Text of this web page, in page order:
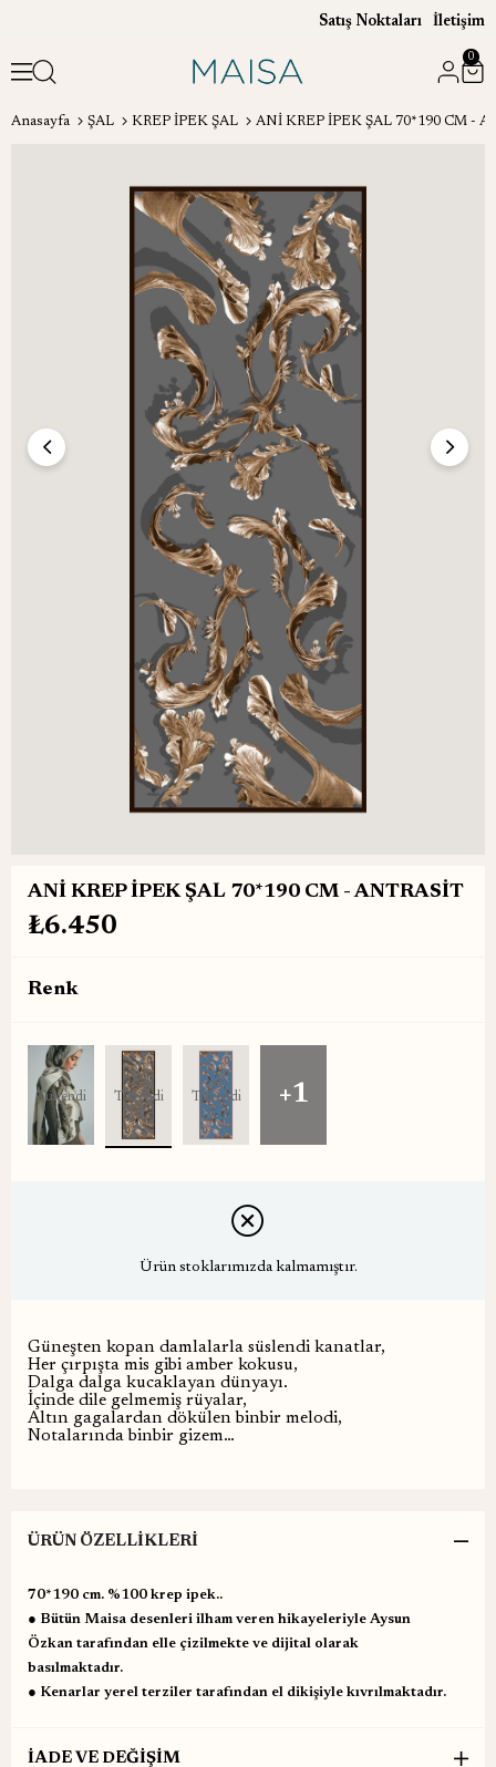
Satış Noktaları İletişim
0
Anasayfa ŞAL KREP İPEK ŞAL ANİ KREP İPEK ŞAL 70*190 CM -
ANİ KREP İPEK ŞAL 70*190 CM - ANTRASİT
₺6.450
Renk
Tükendi Tükendi Tükendi +1
Ürün stoklarımızda kalmamıştır.
Güneşten kopan damlalarla süslendi kanatlar,
Her çırpışta mis gibi amber kokusu,
Dalga dalga kucaklayan dünyayı.
İçinde dile gelmemiş rüyalar,
Altın gagalardan dökülen binbir melodi,
Notalarında binbir gizem…
ÜRÜN ÖZELLIKLERI
70*190 cm. %100 krep ipek..
● Bütün Maisa desenleri ilham veren hikayeleriyle Aysun
Özkan tarafından elle çizilmekte ve dijital olarak
basılmaktadır.
● Kenarlar yerel terziler tarafından el dikişiyle kıvrılmaktadır.
İADE VE DEĞİŞİM